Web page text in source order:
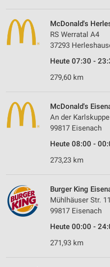
McDonald's
RS Werratal A4
37293
Heute 07:30 -
279,60 km
McDonald's
An der Karlskuppe
99817 Eisenach
Heute 08:00 -
273,23 km
Burger King
Mühlhäuser Str.
99817 Eisenach
Heute 00:00 -
271,93 km